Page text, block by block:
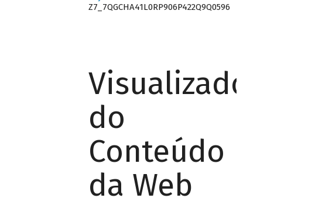
Z7_7QGCHA41L0RP906P422Q9Q0596
Visualizador
do
Conteúdo
da Web